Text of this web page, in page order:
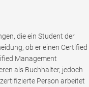
die ein Student der
ob er einen Certified
Management
als Buchhalter, jedoch
Person arbeitet